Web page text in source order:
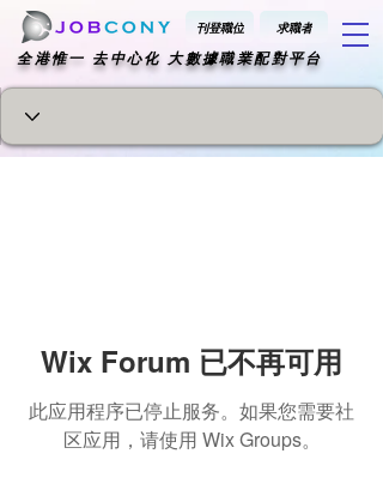
刊登職位 求職者
​全港惟一 去中心化 大數據職業配對平台
Wix Forum 已不再可用
此应用程序已停止服务。如果您需要社
区应用，请使用 Wix Groups。